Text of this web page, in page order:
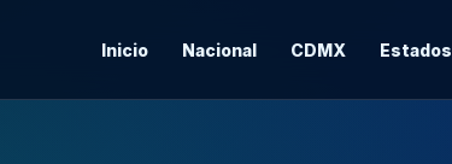
Inicio Nacional CDMX Estados